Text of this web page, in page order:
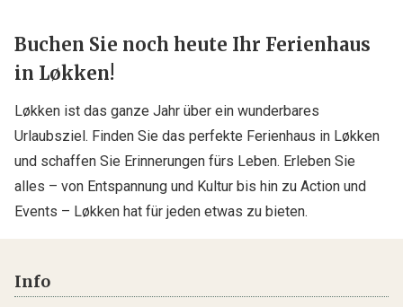
Buchen Sie noch heute Ihr Ferienhaus
in Løkken!
Løkken ist das ganze Jahr über ein wunderbares
Urlaubsziel. Finden Sie das perfekte Ferienhaus in Løkken
und schaffen Sie Erinnerungen fürs Leben. Erleben Sie
alles – von Entspannung und Kultur bis hin zu Action und
Events – Løkken hat für jeden etwas zu bieten.
Info